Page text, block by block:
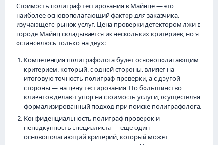
Стоимость полиграф тестирования в Майнце — это
наиболее основополагающий фактор для заказчика,
изучающего рынок услуг. Цена проверки детектором лжи в
городе Майнц складывается из нескольких критериев, но я
остановлюсь только на двух:
Компетенция полиграфолога будет основополагающим
критерием, который, с одной стороны, влияет на
итоговую точность полиграф проверки, а с другой
стороны — на цену тестирования. Но большинство
клиентов делают упор на стоимость услуги, осуществляя
формализированный подход при поиске полиграфолога.
Конфиденциальность полиграф проверок и
неподкупность специалиста — еще один
основополагающий критерий, который может